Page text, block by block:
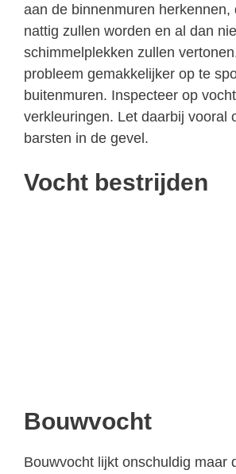
aan de binnenmuren herkennen,
nattig zullen worden en al dan
schimmelplekken zullen
probleem gemakkelijker op te
buitenmuren. Inspecteer op
verkleuringen. Let daarbij vooral
barsten in de gevel.
Vocht bestrijden
Bouwvocht
Bouwvocht lijkt onschuldig maar